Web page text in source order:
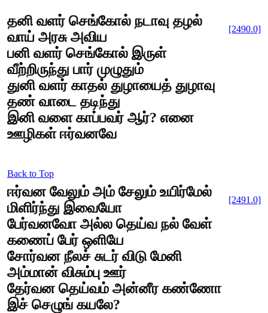
தனி வளர் செங்கோல் நடாவு தழல்
வாய் அரசு அவிய
பனி வளர் செங்கோல் இருள்
வீற்றிருந்து பார் முழுதும்
துனி வளர் காதல் துழாயைத் துழாவு
தண் வாடை தடிந்து
இனி வளை காப்பவர் ஆர்? எனை
ஊழிகள் ஈர்வனவே
[2490.0]
Back to Top
ஈர்வன வேலும் அம் சேலும் உயிர்மேல்
மிளிர்ந்து இவையோ
பேர்வனவோ அல்ல தெய்வ நல் வேள்
கணைப் பேர் ஒளியே
சோர்வன நீலச் சுடர் விடு மேனி
அம்மான் விசும்பு ஊர்
தேர்வன தெய்வம் அன்னீர கண்ணோ
இச் செழுங் கயலே?
[2491.0]